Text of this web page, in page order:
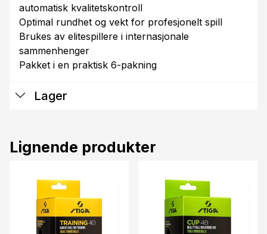
automatisk kvalitetskontroll
Optimal rundhet og vekt for profesjonelt spill
Brukes av elitespillere i internasjonale
sammenhenger
Pakket i en praktisk 6-pakning
Lager
Lignende produkter